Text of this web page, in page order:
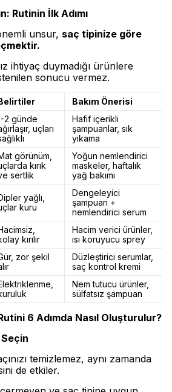
Rutinin İlk Adımı
unsur, saç tipinize göre
ihtiyaç duymadığı ürünlere
sonucu vermez.
Bakım Önerisi
2 günde
uçları
Hafif içerikli
şampuanlar, sık
yıkama
görünüm,
kırık
sertlik
Yoğun nemlendirici
maskeler, haftalık
yağ bakımı
yağlı,
kuru
Dengeleyici
şampuan +
nemlendirici serum
kırılır
Hacim verici ürünler,
ısı koruyucu sprey
zor şekil
Düzleştirici serumlar,
saç kontrol kremi
Nem tutucu ürünler,
sülfatsız şampuan
6 Adımda Nasıl Oluşturulur?
Seçin
temizlemez, aynı zamanda
de etkiler.